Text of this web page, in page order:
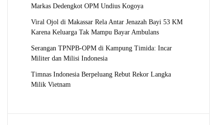
Markas Dedengkot OPM Undius Kogoya
Viral Ojol di Makassar Rela Antar Jenazah Bayi 53 KM
Karena Keluarga Tak Mampu Bayar Ambulans
Serangan TPNPB-OPM di Kampung Timida: Incar
Militer dan Milisi Indonesia
Timnas Indonesia Berpeluang Rebut Rekor Langka
Milik Vietnam